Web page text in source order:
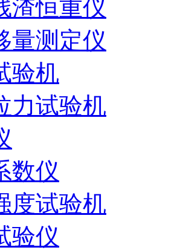
渣恒重仪
量测定仪
验机
力试验机
数仪
度试验机
验仪